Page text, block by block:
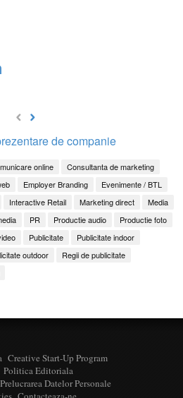
de companie
online
Consultanta de marketing
Employer Branding
Evenimente / BTL
Interactive Retail Marketing direct
Media
PR Productie audio
Productie foto
Publicitate
Publicitate indoor
outdoor
Regii de publicitate
Creative Start-Up Program
Politica Editoriala
Prelucrarea Datelor Personale